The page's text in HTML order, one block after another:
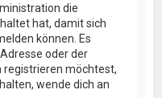
die
hat, damit sich
können. Es
oder der
registrieren möchtest,
wende dich an